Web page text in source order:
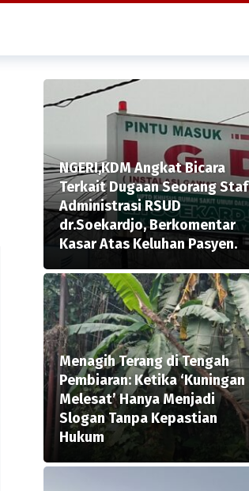
NGERI,KDM Angkat Bicara
Terkait Dugaan Seorang Staf
Administrasi RSUD
dr.Soekardjo, Berkomentar
Kasar Atas Keluhan Pasyen.
Menagih Terang di Tengah
Pembiaran: Ketika ‘Kuningan
Melesat’ Hanya Menjadi
Slogan Tanpa Kepastian
Hukum